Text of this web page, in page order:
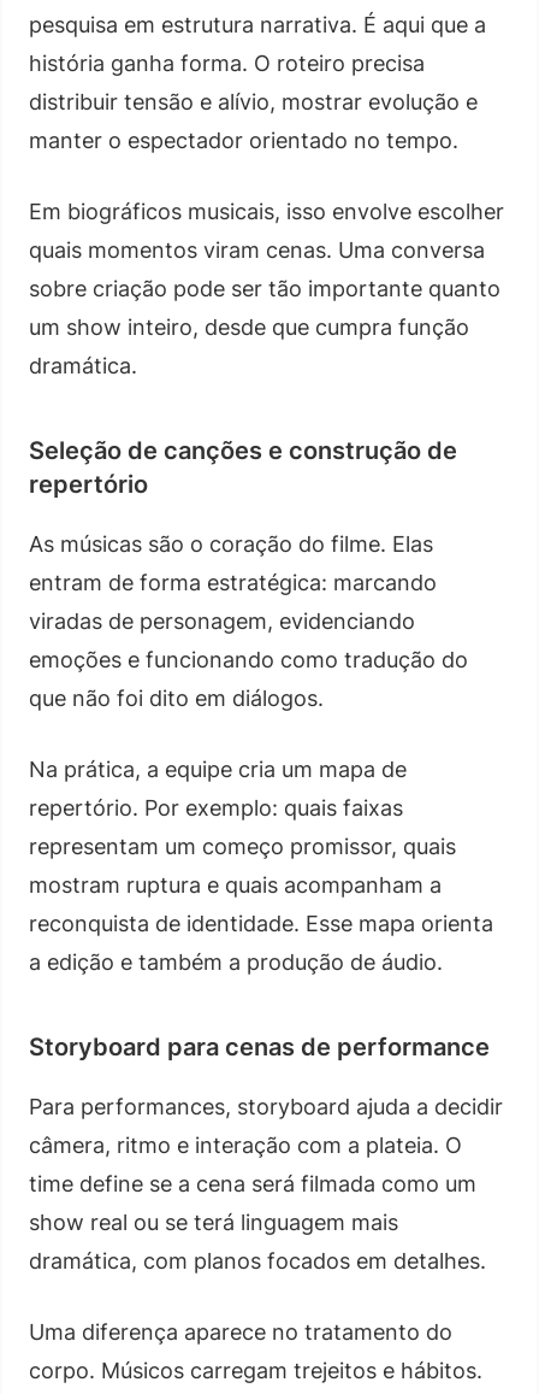
pesquisa em estrutura narrativa. É aqui que a
história ganha forma. O roteiro precisa
distribuir tensão e alívio, mostrar evolução e
manter o espectador orientado no tempo.
Em biográficos musicais, isso envolve escolher
quais momentos viram cenas. Uma conversa
sobre criação pode ser tão importante quanto
um show inteiro, desde que cumpra função
dramática.
Seleção de canções e construção de
repertório
As músicas são o coração do filme. Elas
entram de forma estratégica: marcando
viradas de personagem, evidenciando
emoções e funcionando como tradução do
que não foi dito em diálogos.
Na prática, a equipe cria um mapa de
repertório. Por exemplo: quais faixas
representam um começo promissor, quais
mostram ruptura e quais acompanham a
reconquista de identidade. Esse mapa orienta
a edição e também a produção de áudio.
Storyboard para cenas de performance
Para performances, storyboard ajuda a decidir
câmera, ritmo e interação com a plateia. O
time define se a cena será filmada como um
show real ou se terá linguagem mais
dramática, com planos focados em detalhes.
Uma diferença aparece no tratamento do
corpo. Músicos carregam trejeitos e hábitos.